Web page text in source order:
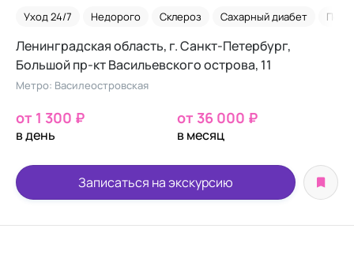
Уход 24/7 Недорого Склероз Сахарный диабет
Ленинградская область, г. Санкт-Петербург,
Большой пр-кт Васильевского острова, 11
Метро: Василеостровская
от 1 300 ₽
в день
от 36 000 ₽
в месяц
Записаться на экскурсию